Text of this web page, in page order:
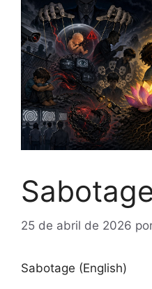
25 de abril de 2026
Sabotage (English)